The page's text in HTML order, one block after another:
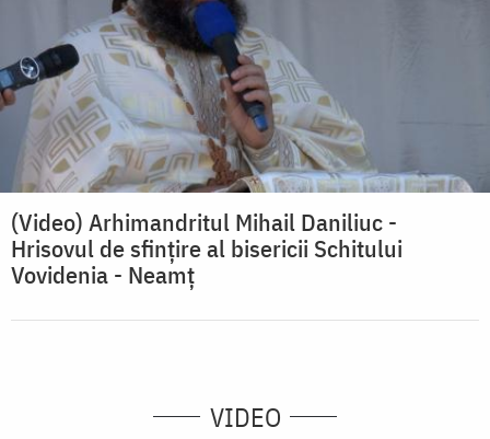
(Video) Arhimandritul Mihail Daniliuc -
Hrisovul de sfințire al bisericii Schitului
Vovidenia - Neamț
VIDEO